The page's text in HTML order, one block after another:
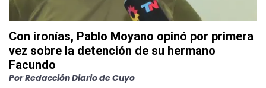
Con ironías, Pablo Moyano opinó por primera
vez sobre la detención de su hermano
Facundo
PorRedacción Diario de Cuyo